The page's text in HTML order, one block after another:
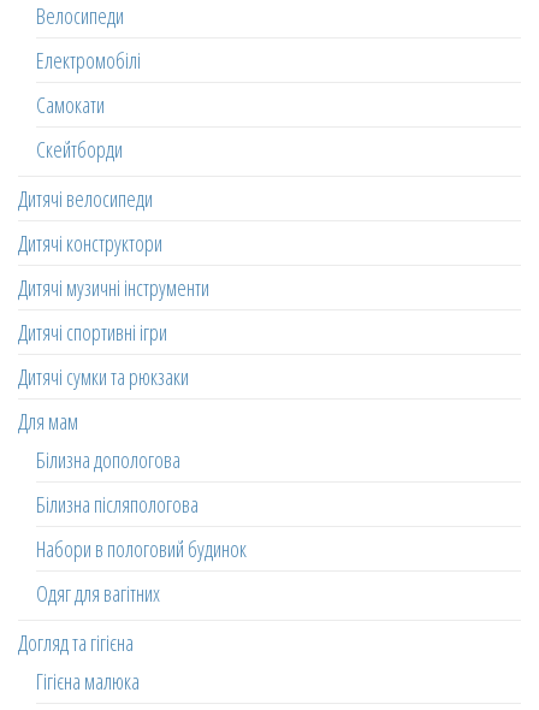
Велосипеди
Електромобілі
Самокати
Скейтборди
Дитячі велосипеди
Дитячі конструктори
Дитячі музичні інструменти
Дитячі спортивні ігри
Дитячі сумки та рюкзаки
Для мам
Білизна допологова
Білизна післяпологова
Набори в пологовий будинок
Одяг для вагітних
Догляд та гігієна
Гігієна малюка